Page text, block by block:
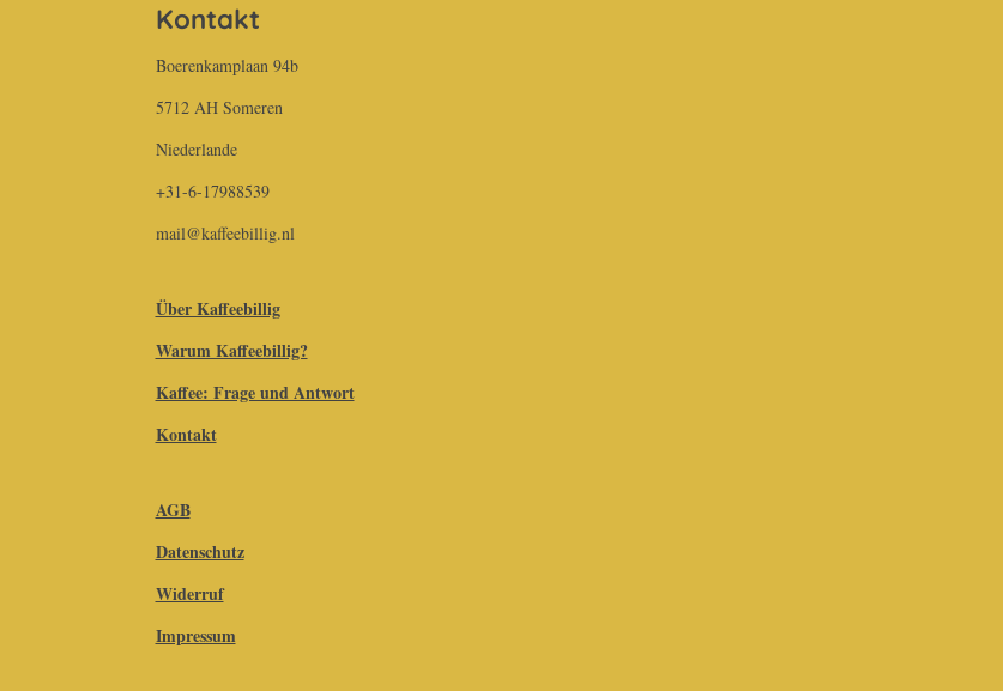
Kontakt
Boerenkamplaan 94b
5712 AH Someren
Niederlande
+31-6-17988539
mail@kaffeebillig.nl
Über Kaffeebillig
Warum Kaffeebillig?
Kaffee: Frage und Antwort
Kontakt
AGB
Datenschutz
Widerruf
Impressum